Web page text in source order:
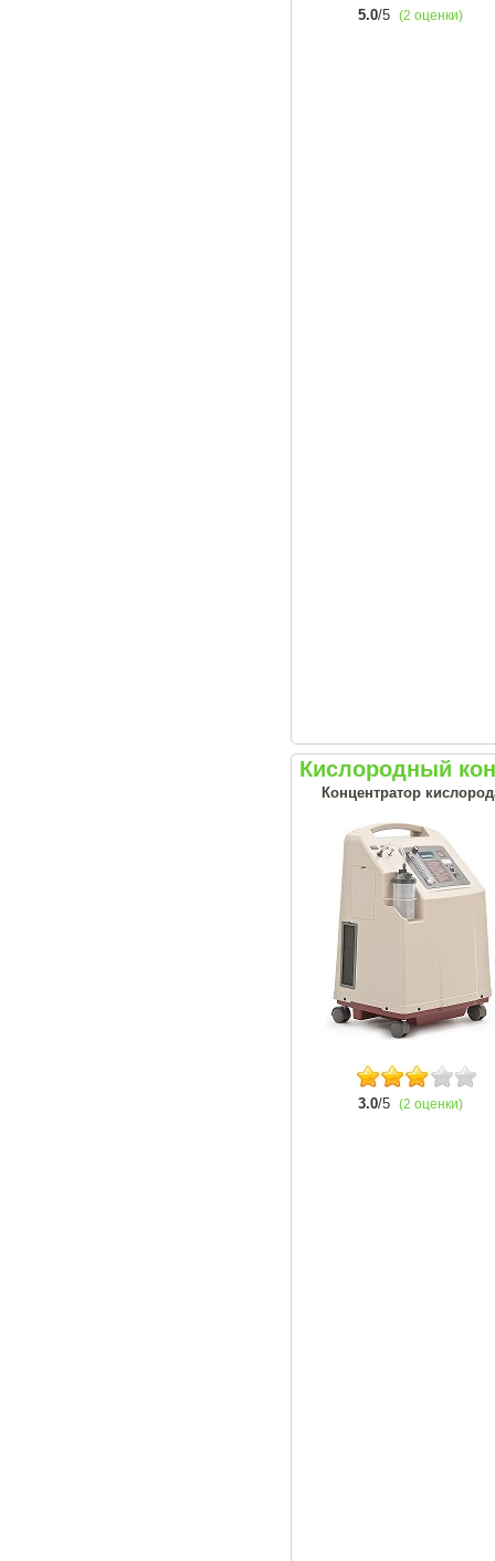
5.0/5 (2 оценки)
Кислородный
Концентратор
3.0/5 (2 оценки)